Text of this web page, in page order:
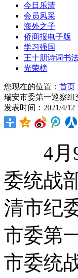
今日乐清
会员风采
海外之子
侨商报电子版
学习强国
王十朋诗词书
光荣榜
您现在的位置： 首页
瑞安市委第一巡察组
发表时间：2021/4/
4月9
委统战
清市纪
市委第
市委统